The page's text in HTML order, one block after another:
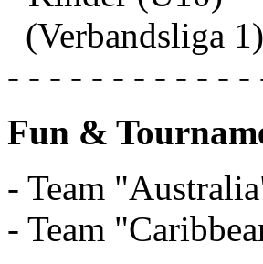
(Verbandsliga 1)
- - - - - - - - - - - -
Fun &
- Team
- Team